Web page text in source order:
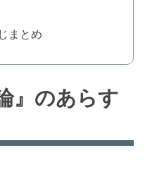
まとめ
』のあらす